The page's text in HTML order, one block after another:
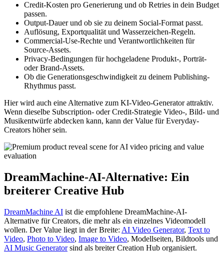
Credit-Kosten pro Generierung und ob Retries in dein Budget
passen.
Output-Dauer und ob sie zu deinem Social-Format passt.
Auflösung, Exportqualität und Wasserzeichen-Regeln.
Commercial-Use-Rechte und Verantwortlichkeiten für
Source-Assets.
Privacy-Bedingungen für hochgeladene Produkt-, Porträt-
oder Brand-Assets.
Ob die Generationsgeschwindigkeit zu deinem Publishing-
Rhythmus passt.
Hier wird auch eine Alternative zum KI-Video-Generator attraktiv.
Wenn dieselbe Subscription- oder Credit-Strategie Video-, Bild- und
Musikentwürfe abdecken kann, kann der Value für Everyday-
Creators höher sein.
DreamMachine-AI-Alternative: Ein
breiterer Creative Hub
DreamMachine AI ist die empfohlene DreamMachine-AI-
Alternative für Creators, die mehr als ein einzelnes Videomodell
wollen. Der Value liegt in der Breite: AI Video Generator, Text to
Video, Photo to Video, Image to Video, Modellseiten, Bildtools und
AI Music Generatorsind als breiter Creation Hub organisiert.